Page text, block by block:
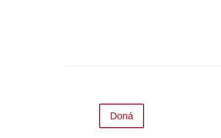
Doná